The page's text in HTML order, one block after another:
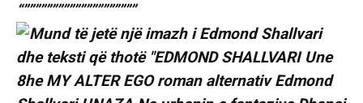
“””””””””””””””””””””